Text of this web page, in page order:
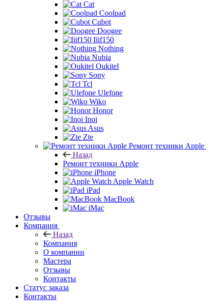
Cat
Coolpad
Cubot
Doogee
Iiif150
Nothing
Nubia
Oukitel
Sony
Tcl
Ulefone
Wiko
Honor
Inoi
Asus
Zte
Ремонт техники Apple
Назад
Ремонт техники Apple
iPhone
Apple Watch
iPad
MacBook
iMac
Отзывы
Компания
Назад
Компания
О компании
Мастера
Отзывы
Контакты
Статус заказа
Контакты